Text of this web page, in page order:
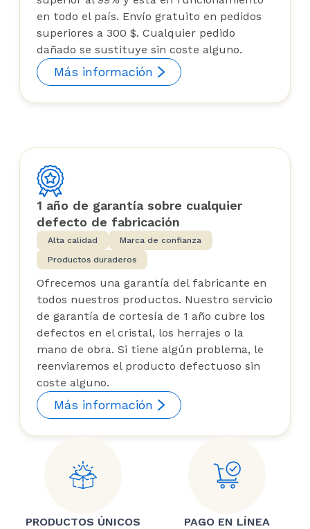
en todo el país. Envío gratuito en pedidos
superiores a 300 $. Cualquier pedido
dañado se sustituye sin coste alguno.
Más información
1 año de garantía sobre cualquier
defecto de fabricación
Alta calidad
Marca de confianza
Productos duraderos
Ofrecemos una garantía del fabricante en
todos nuestros productos. Nuestro servicio
de garantía de cortesía de 1 año cubre los
defectos en el cristal, los herrajes o la
mano de obra. Si tiene algún problema, le
reenviaremos el producto defectuoso sin
coste alguno.
Más información
PRODUCTOS ÚNICOS PAGO EN LÍNEA